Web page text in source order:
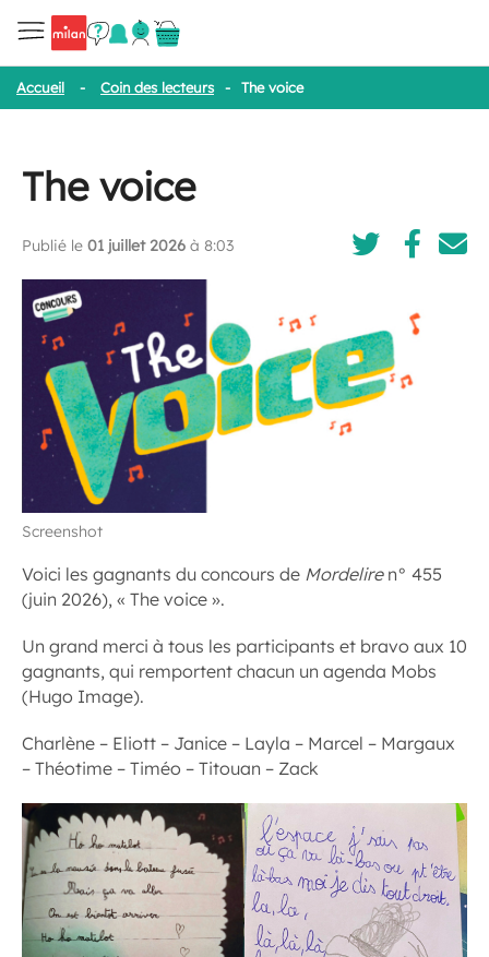
Accueil - Coin des lecteurs - The voice
The voice
Publié le 01 juillet 2026 à 8:03
Screenshot
Voici les gagnants du concours de Mordeliren° 455
(juin 2026), « The voice ».
Un grand merci à tous les participants et bravo aux 10
gagnants, qui remportent chacun un agenda Mobs
(Hugo Image).
Charlène – Eliott – Janice – Layla – Marcel – Margaux
– Théotime – Timéo – Titouan – Zack